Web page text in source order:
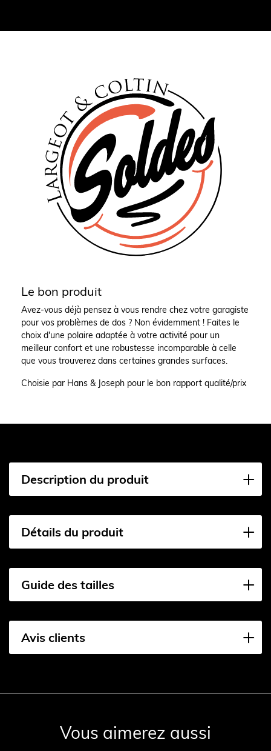
Le bon produit
Avez-vous déjà pensez à vous rendre chez votre garagiste
pour vos problèmes de dos ? Non évidemment ! Faites le
choix d'une polaire adaptée à votre activité pour un
meilleur confort et une robustesse incomparable à celle
que vous trouverez dans certaines grandes surfaces.
Choisie par Hans & Joseph pour le bon rapport qualité/prix
Description du produit
Détails du produit
Guide des tailles
Avis clients
Vous aimerez aussi